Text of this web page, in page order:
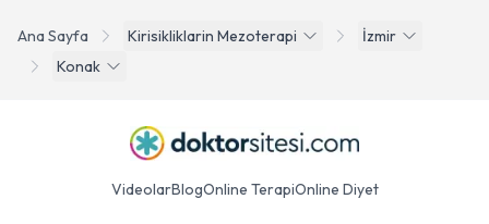
Ana Sayfa Kirisikliklarin Mezoterapi
İzmir
Konak
VideolarBlogOnline TerapiOnline Diyet